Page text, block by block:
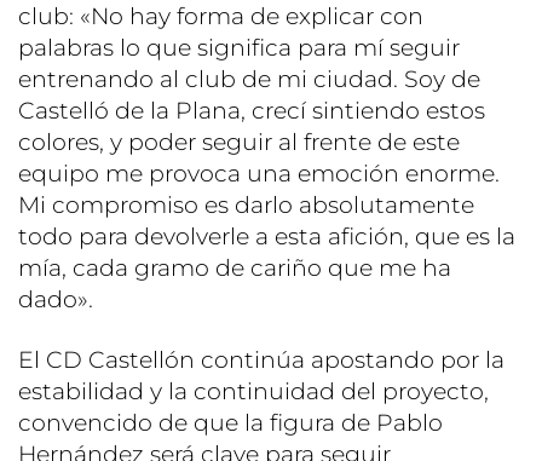
club: «No hay forma de explicar con
palabras lo que significa para mí seguir
entrenando al club de mi ciudad. Soy de
Castelló de la Plana, crecí sintiendo estos
colores, y poder seguir al frente de este
equipo me provoca una emoción enorme.
Mi compromiso es darlo absolutamente
todo para devolverle a esta afición, que es la
mía, cada gramo de cariño que me ha
dado».
El CD Castellón continúa apostando por la
estabilidad y la continuidad del proyecto,
convencido de que la figura de Pablo
Hernández será clave para seguir